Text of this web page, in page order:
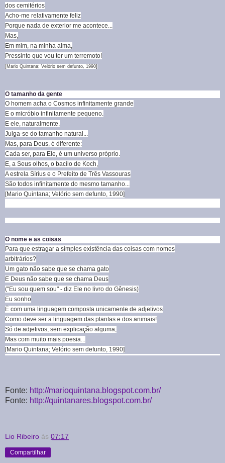
dos cemitérios
Acho-me relativamente feliz
Porque nada de exterior me acontece...
Mas,
Em mim, na minha alma,
Pressinto que vou ter um terremoto!
[Mario Quintana; Velório sem defunto, 1990]
O tamanho da gente
O homem acha o Cosmos infinitamente grande
E o micróbio infinitamente pequeno.
E ele, naturalmente,
Julga-se do tamanho natural...
Mas, para Deus, é diferente:
Cada ser, para Ele, é um universo próprio.
E, a Seus olhos, o bacilo de Koch,
A estrela Sírius e o Prefeito de Três Vassouras
São todos infinitamente do mesmo tamanho...
[Mario Quintana; Velório sem defunto, 1990]
O nome e as coisas
Para que estragar a simples existência das coisas com nomes
arbitrários?
Um gato não sabe que se chama gato
E Deus não sabe que se chama Deus
("Eu sou quem sou" - diz Ele no livro do Gênesis)
Eu sonho
Ë com uma linguagem composta unicamente de adjetivos
Como deve ser a linguagem das plantas e dos animais!
Só de adjetivos, sem explicação alguma,
Mas com muito mais poesia...
[Mario Quintana; Velório sem defunto, 1990]
Fonte: http://marioquintana.blogspot.com.br/
Fonte: http://quintanares.blogspot.com.br/
Lio Ribeiro às 07:17
Compartilhar